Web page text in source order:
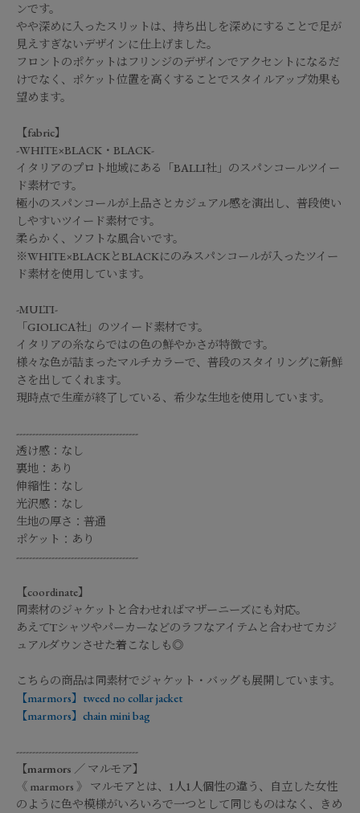
ンです。
やや深めに入ったスリットは、持ち出しを深めにすることで足が
見えすぎないデザインに仕上げました。
フロントのポケットはフリンジのデザインでアクセントになるだ
けでなく、ポケット位置を高くすることでスタイルアップ効果も
望めます。
【fabric】
-WHITE×BLACK・BLACK-
イタリアのプロト地域にある「BALLI社」のスパンコールツイー
ド素材です。
極小のスパンコールが上品さとカジュアル感を演出し、普段使い
しやすいツイード素材です。
柔らかく、ソフトな風合いです。
※WHITE×BLACKとBLACKにのみスパンコールが入ったツイー
ド素材を使用しています。
-MULTI-
「GIOLICA社」のツイード素材です。
イタリアの糸ならではの色の鮮やかさが特徴です。
様々な色が詰まったマルチカラーで、普段のスタイリングに新鮮
さを出してくれます。
現時点で生産が終了している、希少な生地を使用しています。
--------------------------------------
透け感：なし
裏地：あり
伸縮性：なし
光沢感：なし
生地の厚さ：普通
ポケット：あり
--------------------------------------
【coordinate】
同素材のジャケットと合わせればマザーニーズにも対応。
あえてTシャツやパーカーなどのラフなアイテムと合わせてカジ
ュアルダウンさせた着こなしも◎
こちらの商品は同素材でジャケット・バッグも展開しています。
【marmors】tweed no collar jacket
【marmors】chain mini bag
--------------------------------------
【marmors ／ マルモア】
《 marmors 》 マルモアとは、1人1人個性の違う、自立した女性
のように色や模様がいろいろで一つとして同じものはなく、きめ